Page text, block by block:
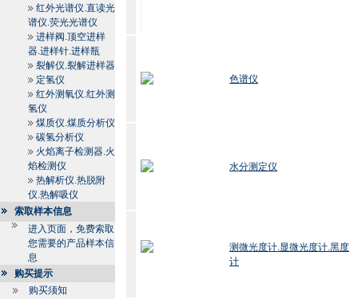
红外光谱仪.直读光
谱仪.荧光光谱仪
进样阀.顶空进样
器.进样针.进样瓶
裂解仪.裂解进样器
定氢仪
红外测氧仪.红外测
氢仪
煤质仪.煤质分析仪
碳氢分析仪
火焰离子检测器.火
焰检测仪
热解析仪.热脱附
仪.热解吸仪
索取样本信息
进入页面，免费索取
您需要的产品样本信
息
购买提示
购买须知
色谱仪
水分测定仪
测微光度计.显微光度计.黑度
计